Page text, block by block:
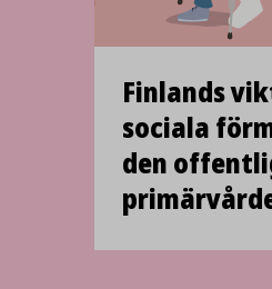
Finlands
sociala
den